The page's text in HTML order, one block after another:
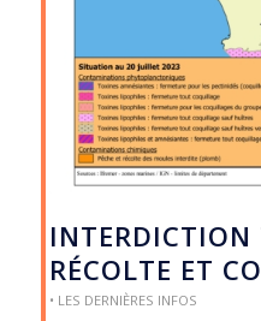
INTERDICTION
RÉCOLTE ET
• LES DERNIÈRES INFOS